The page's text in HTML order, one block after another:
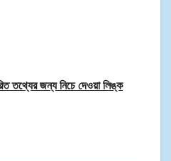
তথ্যের জন্য নিচে দেওয়া লিঙ্ক